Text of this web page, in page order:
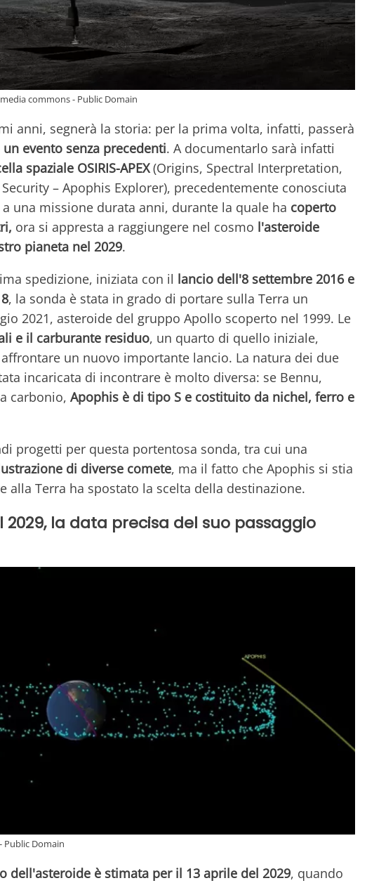
commons - Public Domain
anni, segnerà la storia: per la prima volta, infatti, passerà
evento senza precedenti. A documentarlo sarà infatti
spaziale OSIRIS-APEX(Origins, Spectral Interpretation,
– Apophis Explorer), precedentemente conosciuta
a una missione durata anni, durante la quale ha coperto
ora si appresta a raggiungere nel cosmo l'asteroide
pianeta nel 2029.
spedizione, iniziata con il lancio dell'8 settembre 2016 e
, la sonda è stata in grado di portare sulla Terra un
2021, asteroide del gruppo Apollo scoperto nel 1999. Le
e il carburante residuo, un quarto di quello iniziale,
un nuovo importante lancio. La natura dei due
incaricata di incontrare è molto diversa: se Bennu,
carbonio, Apophis è di tipo S e costituito da nichel, ferro e
progetti per questa portentosa sonda, tra cui una
di diverse comete, ma il fatto che Apophis si stia
alla Terra ha spostato la scelta della destinazione.
la data precisa del suo passaggio
Public Domain
dell'asteroide è stimata per il 13 aprile del 2029, quando